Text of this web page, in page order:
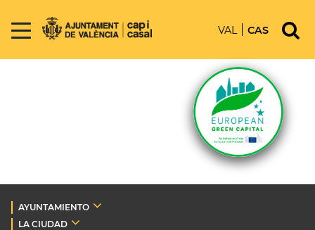
VAL CAS
AYUNTAMIENTO
LA CIUDAD